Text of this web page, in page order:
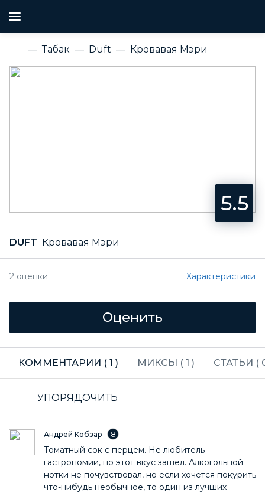
Табак Duft Кровавая Мэри
5.5
DUFT Кровавая Мэри
2 оценки Характеристики
КОММЕНТАРИИ ( 1 ) МИКСЫ ( 1 ) СТАТЬИ (
УПОРЯДОЧИТЬ
Андрей Кобзар 8
Томатный сок с перцем. Не любитель
гастрономии, но этот вкус зашел. Алкогольной
нотки не почувствовал, но если хочется покурить
что-нибудь необычное, то один из лучших